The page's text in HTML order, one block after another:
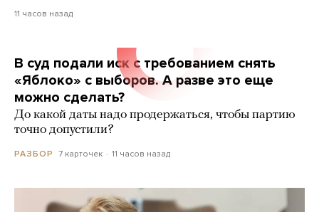
11 часов назад
В суд подали иск с требованием снять
«Яблоко» с выборов. А разве это еще
можно сделать?
До какой даты надо продержаться, чтобы партию
точно допустили?
РАЗБОР 7 карточек 11 часов назад